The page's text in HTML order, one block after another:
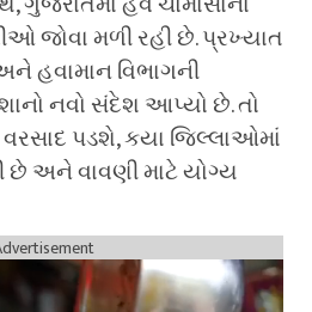
જોવા મળી રહી છે. પ્રખ્યાત
હવામાન વિભાગની
નવો સંદેશ આપ્યો છે. તો
પડશે, કયા જિલ્લાઓમાં
અને વાવણી માટે યોગ્ય